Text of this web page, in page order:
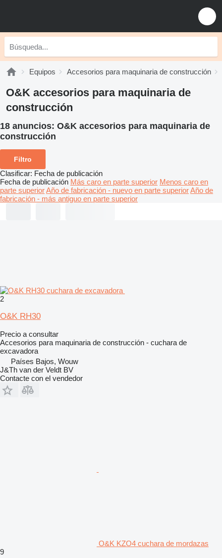
Equipos Accesorios para maquinaria de construcción
O&K accesorios para maquinaria de
construcción
18 anuncios: O&K accesorios para maquinaria de
construcción
Filtro
Clasificar: Fecha de publicación
Fecha de publicación Más caro en parte superior Menos caro en
parte superiorAño de fabricación - nuevo en parte superiorAño de
fabricación - más antiguo en parte superior
2
O&K RH30
Precio a consultar
Accesorios para maquinaria de construcción - cuchara de
excavadora
Países Bajos, Wouw
J&Th van der Veldt BV
Contacte con el vendedor
O&K KZO4 cuchara de mordazas
9